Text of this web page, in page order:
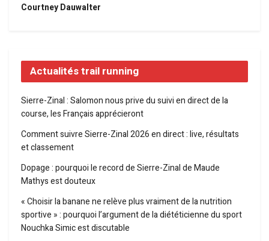
Courtney Dauwalter
Actualités trail running
Sierre-Zinal : Salomon nous prive du suivi en direct de la
course, les Français apprécieront
Comment suivre Sierre-Zinal 2026 en direct : live, résultats
et classement
Dopage : pourquoi le record de Sierre-Zinal de Maude
Mathys est douteux
« Choisir la banane ne relève plus vraiment de la nutrition
sportive » : pourquoi l’argument de la diététicienne du sport
Nouchka Simic est discutable